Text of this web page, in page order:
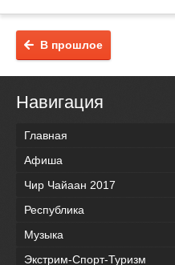
В прошлое
Навигация
Главная
Афиша
Чир Чайаан 2017
Республика
Музыка
Экстрим-Спорт-Туризм